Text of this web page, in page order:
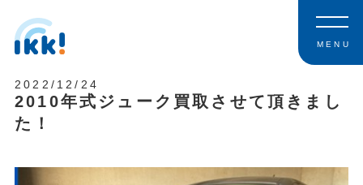
MENU
2022/12/24
2010年式ジューク買取させて頂きまし
た！